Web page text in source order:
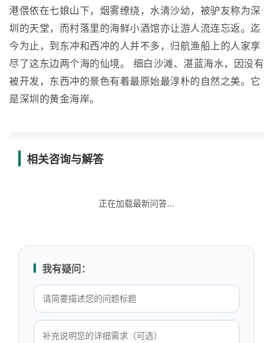
港偎依在七娘山下，烟雾缭绕，水清沙幼，被驴友称为深
圳的天堂，而村落里的海鲜小酒馆亦让游人流连忘返。迄
今为止，到东冲和西冲的人并不多，归航渔船上的人家享
尽了这东边两个海的仙境。 细白沙滩、湛蓝海水，因没有
被开发，东西冲的景色有着最原始最淳朴的自然之美。它
是深圳的黄金海岸。
相关咨询与解答
正在加载最新问答...
我有疑问：